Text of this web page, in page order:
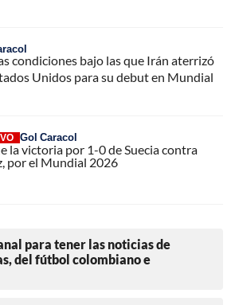
condiciones bajo las que Irán aterrizó
Unidos para su debut en Mundial
Gol Caracol
la victoria por 1-0 de Suecia contra
por el Mundial 2026
para tener las noticias de
del fútbol colombiano e